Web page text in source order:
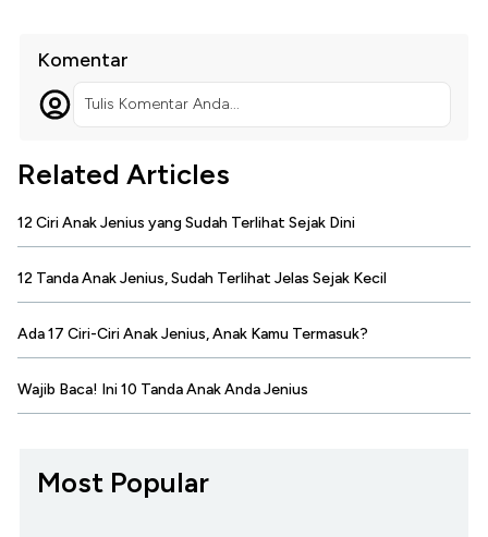
Komentar
Tulis Komentar Anda...
Related Articles
12 Ciri Anak Jenius yang Sudah Terlihat Sejak Dini
12 Tanda Anak Jenius, Sudah Terlihat Jelas Sejak Kecil
Ada 17 Ciri-Ciri Anak Jenius, Anak Kamu Termasuk?
Wajib Baca! Ini 10 Tanda Anak Anda Jenius
Most Popular